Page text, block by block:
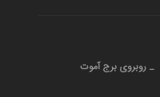
_ روبروی برج آموت